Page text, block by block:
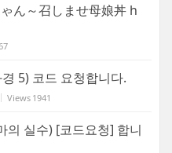
ん～召しませ母娘丼 h
5) 코드 요청합니다.
Views 1941
의 실수) [코드요청] 합니